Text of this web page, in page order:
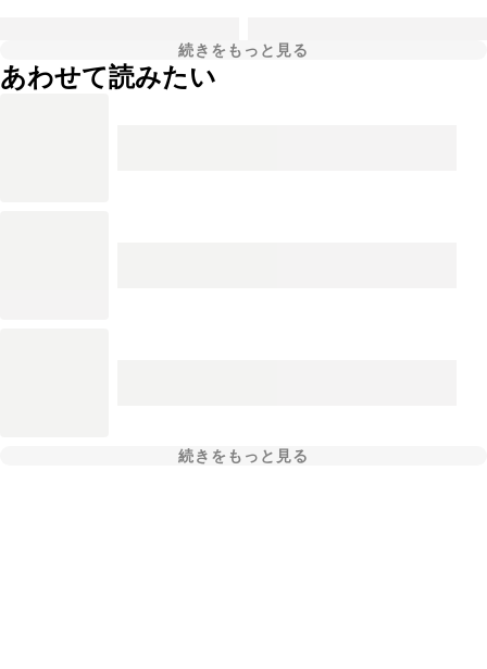
続きをもっと見る
あわせて読みたい
続きをもっと見る